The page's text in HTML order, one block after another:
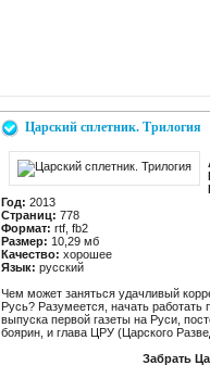
Царский сплетник. Трилогия
Год: 2013
Страниц: 778
Формат: rtf, fb2
Размер: 10,29 мб
Качество: хорошее
Язык: русский
Чем может заняться удачливый
Русь? Разумеется, начать
выпуска первой газеты на Руси,
боярин, и глава ЦРУ (Царского
Забрать